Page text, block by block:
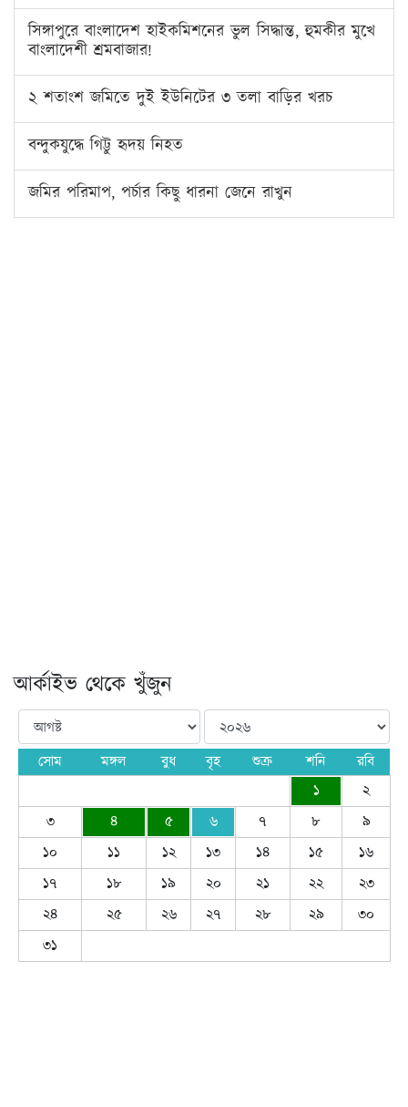
সিঙ্গাপুরে বাংলাদেশ হাইকমিশনের ভুল সিদ্ধান্ত, হুমকীর মুখে
বাংলাদেশী শ্রমবাজার!
২ শতাংশ জমিতে দুই ইউনিটের ৩ তলা বাড়ির খরচ
বন্দুকযুদ্ধে গিট্টু হৃদয় নিহত
জমির পরিমাপ, পর্চার কিছু ধারনা জেনে রাখুন
আর্কাইভ থেকে খুঁজুন
সোম মঙ্গল বুধ বৃহ শুক্র শনি
রবি
১
২
৩
৪ ৫ ৬ ৭ ৮
৯
১০
১১ ১২ ১৩ ১৪ ১৫
১৬
১৭
১৮ ১৯ ২০ ২১ ২২
২৩
২৪
২৫ ২৬ ২৭ ২৮ ২৯
৩০
৩১